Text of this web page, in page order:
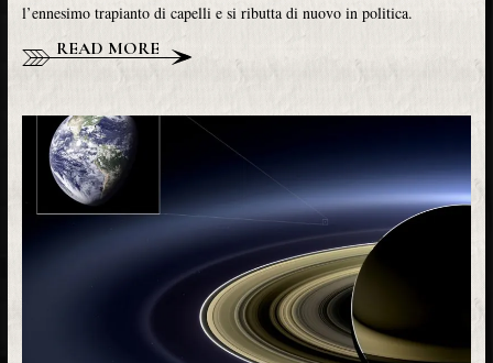
l’ennesimo trapianto di capelli e si ributta di nuovo in politica.
READ MORE